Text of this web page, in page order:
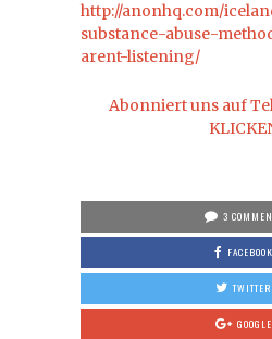
http://anonhq.com/
substance-abuse-
arent-listening/
Abonniert uns auf
3
FACEBOOK
TWITTER
GOOGLE